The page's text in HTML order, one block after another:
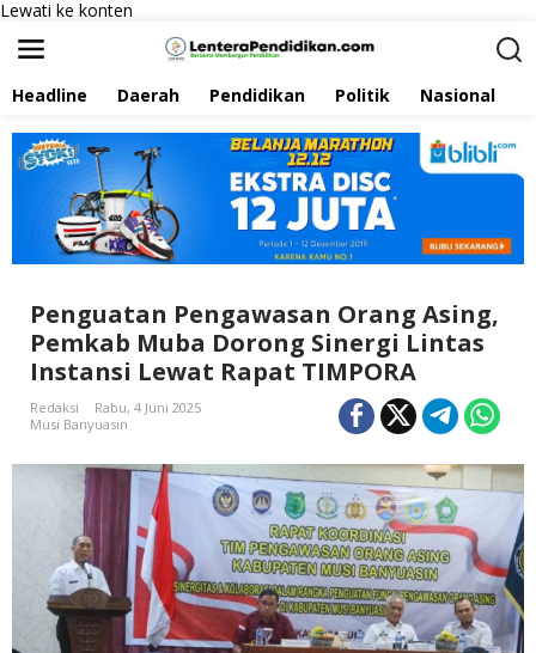
Lewati ke konten
Headline Daerah Pendidikan Politik Nasional
Penguatan Pengawasan Orang Asing,
Pemkab Muba Dorong Sinergi Lintas
Instansi Lewat Rapat TIMPORA
Redaksi
Rabu, 4 Juni 2025
Musi Banyuasin